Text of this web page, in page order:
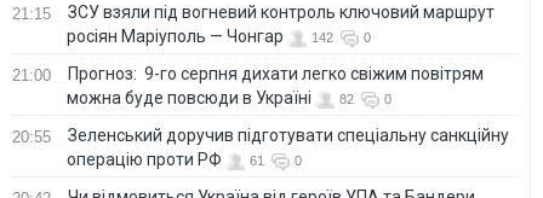
21:15
ЗСУ взяли під вогневий контроль ключовий маршрут
росіян Маріуполь — Чонгар
142 0
21:00
Прогноз: 9-го серпня дихати легко свіжим повітрям
можна буде повсюди в Україні
82 0
20:55
Зеленський доручив підготувати спеціальну санкційну
операцію проти РФ
61 0